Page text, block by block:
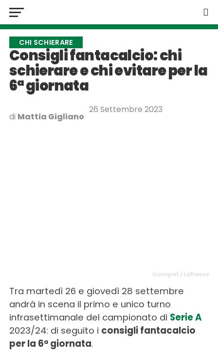
CHI SCHIERARE
Consigli fantacalcio: chi
schierare e chi evitare per la
6ª giornata
di Mattia Gigliano
26 Settembre 2023
Iconsport / LaPresse
Tra martedì 26 e giovedì 28 settembre
andrà in scena il primo e unico turno
infrasettimanale del campionato di Serie A
2023/24: di seguito i consigli fantacalcio
per la 6ª giornata.